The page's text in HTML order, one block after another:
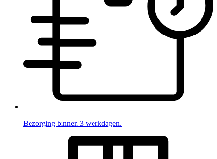
Bezorging binnen 3 werkdagen.